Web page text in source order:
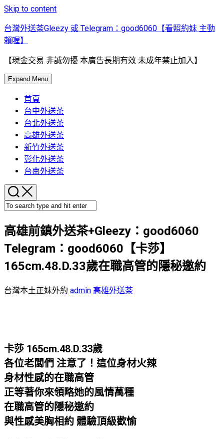
Skip to content
台灣外送茶Gleezy 或 Telegram：good6060【看照約妹 主動
賴喔】
【現金交易 非誠勿擾 本廣告長期有效 未成年禁止加入】
Expand Menu
首頁
台中外送茶
台北外送茶
高雄外送茶
新竹外送茶
彰化外送茶
台南外送茶
高雄前鎮外送茶+Gleezy：good6060
Telegram：good6060【卡莎】
165cm.48.D.33歲在職高管的隱秘邀約
台灣本土正妹外約 admin 高雄外送茶
卡莎 165cm.48.D.33歲
各位老闆們 注意了！這位身材火辣
身材性感的在職高管
正等著你來領略她的風情萬種
在職高管的隱秘邀約
與性感美胸相約 體驗頂級歡愉